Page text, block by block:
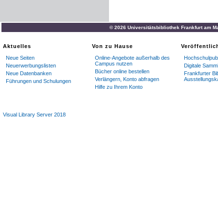
© 2026 Universitätsbibliothek Frankfurt am
Aktuelles
Neue Seiten
Neuerwerbungslisten
Neue Datenbanken
Führungen und Schulungen
Von zu Hause
Online-Angebote außerhalb des
Campus nutzen
Bücher online bestellen
Verlängern, Konto abfragen
Hilfe zu Ihrem Konto
Digitale
Frankfurter
Visual Library Server 2018